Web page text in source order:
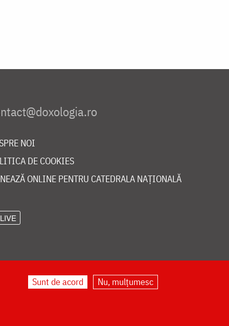
NOI
DE COOKIES
ONLINE PENTRU CATEDRALA NAȚIONALĂ
LIVE
Sunt de acord Nu, mulțumesc